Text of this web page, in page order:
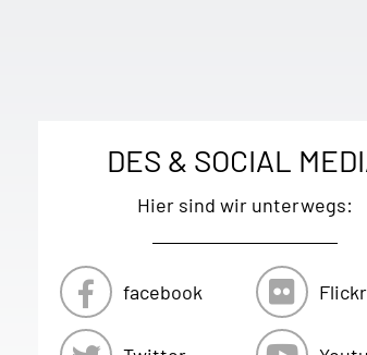
DES & SOCIAL
Hier sind wir unterwegs:
facebook Flickr